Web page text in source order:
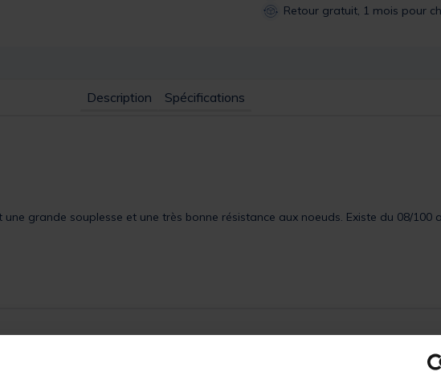
Retour gratuit, 1 mois pour
Description Spécifications
grande souplesse et une très bonne résistance aux noeuds. Existe du 08/100